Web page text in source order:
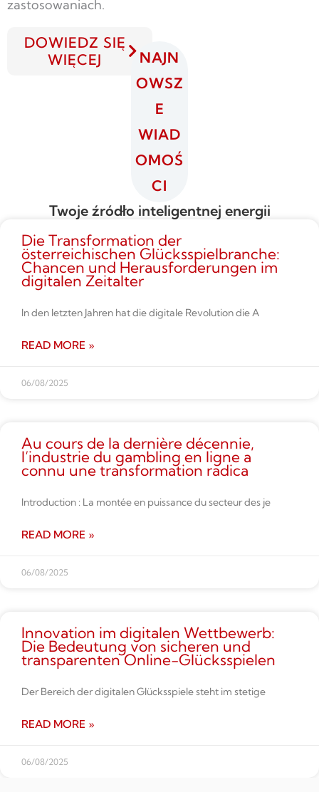
zastosowaniach.
DOWIEDZ SIĘ
WIĘCEJ
NAJN
OWSZ
E
WIAD
OMOŚ
CI
Twoje źródło inteligentnej energii
Die Transformation der
österreichischen Glücksspielbranche:
Chancen und Herausforderungen im
digitalen Zeitalter
In den letzten Jahren hat die digitale Revolution die A
READ MORE »
06/08/2025
Au cours de la dernière décennie,
l’industrie du gambling en ligne a
connu une transformation radica
Introduction : La montée en puissance du secteur des je
READ MORE »
06/08/2025
Innovation im digitalen Wettbe­werb:
Die Bedeutung von sicheren und
transparenten Online-Glücksspielen
Der Bereich der digitalen Glücksspiele steht im stetige
READ MORE »
06/08/2025